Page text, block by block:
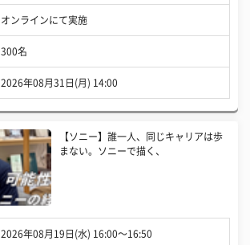
オンラインにて実施
300名
2026年08月31日(月) 14:00
【ソニー】誰一人、同じキャリアは歩
まない。ソニーで描く、
2026年08月19日(水) 16:00〜16:50